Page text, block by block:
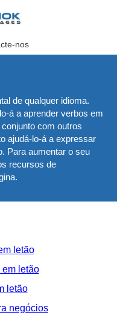
nos
de qualquer idioma.
á a aprender verbos em
com outros
ajudá-lo-á a expressar
Para aumentar o seu
recursos de
letão
em letão
letão
negócios